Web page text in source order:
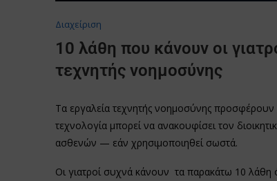
Διαχείριση
10 λάθη που κάνουν οι
τεχνητής νοημοσύνης
Τα εργαλεία τεχνητής νοημοσύνης προσφέρουν
τεχνολογία μπορεί να ανακουφίσει τον
ασθενών — εάν χρησιμοποιηθεί σωστά.
Οι γιατροί συχνά κάνουν τα παρακάτω 10 λάθη